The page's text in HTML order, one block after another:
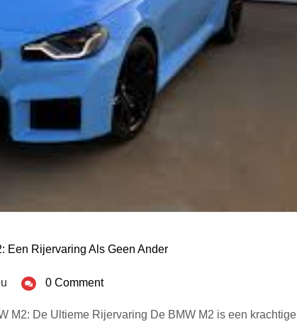
Een Rijervaring Als Geen Ander
0 Comment
M2: De Ultieme Rijervaring De BMW M2 is een krachtige